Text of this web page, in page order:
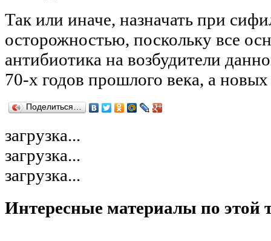
Так или иначе, назначать при
осторожностью, поскольку все
антибиотика на возбудители
70-х годов прошлого века, а
Поделиться…
загрузка...
загрузка...
загрузка...
Интересные материалы по этой